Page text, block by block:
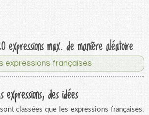
expressions max. de manière aléatoire
expressions françaises
des idées
classées que les expressions françaises.